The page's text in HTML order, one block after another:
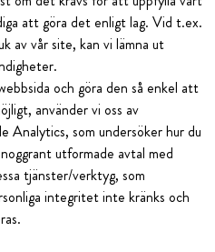
att göra det enligt lag. Vid t.ex.
av vår site, kan vi lämna ut
och göra den så enkel att
använder vi oss av
Analytics, som undersöker hur du
utformade avtal med
tjänster/verktyg, som
integritet inte kränks och